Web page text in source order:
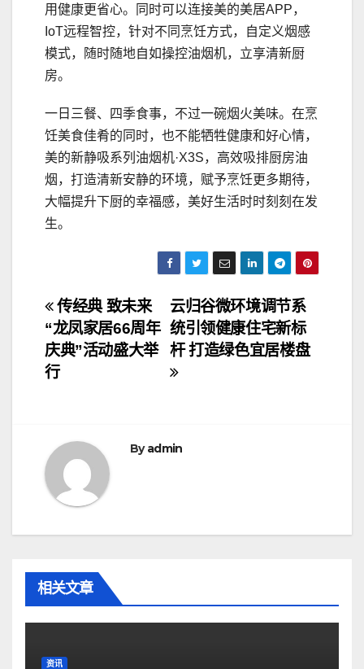
用健康更省心。同时可以连接美的美居APP，
IoT远程智控，针对不同烹饪方式，自定义烟感
模式，随时随地自如操控油烟机，立享清新厨
房。
一日三餐、四季食事，不过一碗烟火美味。在烹
饪美食佳肴的同时，也不能牺牲健康和好心情，
美的新静吸系列油烟机·X3S，高效吸排厨房油
烟，打造清新安静的环境，赋予烹饪更多期待，
大幅提升下厨的幸福感，美好生活时时刻刻在发
生。
文
章
导
云归谷微环境调节系
统引领健康住宅新标
杆 打造绿色宜居楼盘
传经典 致未来
“龙凤家居66周年
庆典”活动盛大举
行
Byadmin
相关文章
资讯